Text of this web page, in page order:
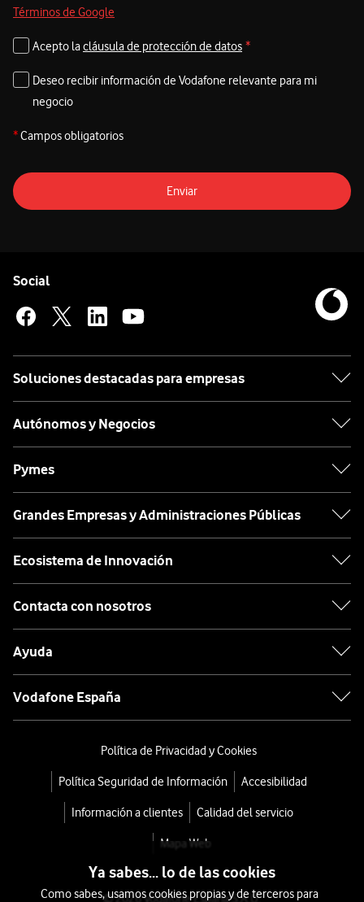
Términos de Google
Acepto lacláusula de protección de datos *
Deseo recibir información de Vodafone relevante para mi
negocio
*Campos obligatorios
Enviar
Social
Soluciones destacadas para empresas
Autónomos y Negocios
Pymes
Grandes Empresas y Administraciones Públicas
Ecosistema de Innovación
Contacta con nosotros
Ayuda
Vodafone España
Política de Privacidad y Cookies
Política Seguridad de Información Accesibilidad
Información a clientes Calidad del servicio
Mapa Web
Ya sabes... lo de las cookies
Como sabes, usamos cookies propias y de terceros para